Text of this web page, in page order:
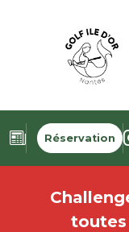
Réservation
toutes